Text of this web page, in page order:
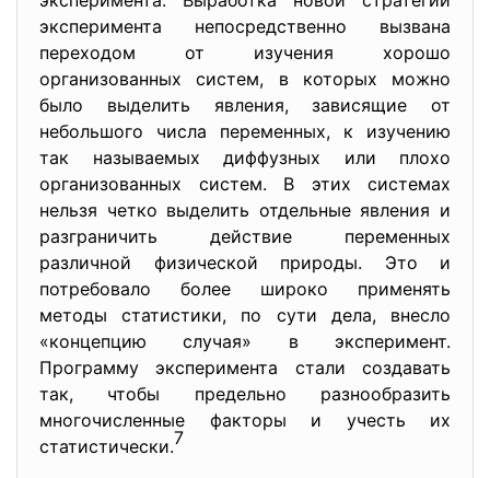
эксперимента непосредственно вызвана
переходом от изучения хорошо
организованных систем, в которых можно
было выделить явления, зависящие от
небольшого числа переменных, к изучению
так называемых диффузных или плохо
организованных систем. В этих системах
нельзя четко выделить отдельные явления и
разграничить действие переменных
различной физической природы. Это и
потребовало более широко применять
методы статистики, по сути дела, внесло
«концепцию случая» в эксперимент.
Программу эксперимента стали создавать
так, чтобы предельно разнообразить
многочисленные факторы и учесть их
статистически.7